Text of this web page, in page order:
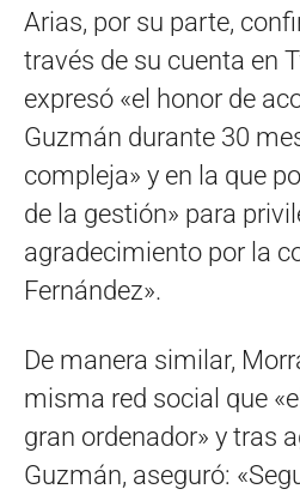
Arias, por su parte,
través de su cuenta en
expresó «el honor de
Guzmán durante 30
compleja» y en la que
de la gestión» para
agradecimiento por la
Fernández».
De manera similar,
misma red social que
gran ordenador» y tras
Guzmán, aseguró: